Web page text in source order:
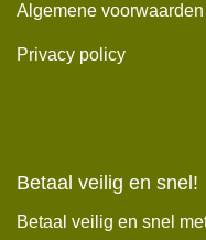
Algemene voorwaarden
Privacy policy
Betaal veilig en snel!
Betaal veilig en snel